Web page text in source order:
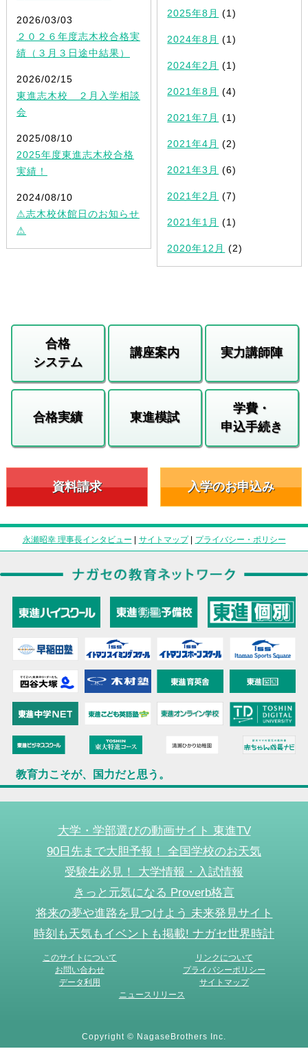
2026/03/03
２０２６年度志木校合格実
績（３月３日途中結果）
2026/02/15
東進志木校 ２月入学相談
会
2025/08/10
2025年度東進志木校合格
実績！
2024/08/10
⚠志木校休館日のお知らせ
⚠
2025年8月 (1)
2024年8月 (1)
2024年2月 (1)
2021年8月 (4)
2021年7月 (1)
2021年4月 (2)
2021年3月 (6)
2021年2月 (7)
2021年1月 (1)
2020年12月 (2)
合格
システム
講座案内 実力講師陣
合格実績 東進模試
学費・
申込手続き
資料請求 入学のお申込み
永瀬昭幸 理事長インタビュー | サイトマップ| プライバシー・ポリシー
教育力こそが、国力だと思う。
大学・学部選びの動画サイト 東進TV
90日先まで大胆予報！ 全国学校のお天気
受験生必見！ 大学情報・入試情報
きっと元気になる Proverb格言
将来の夢や進路を見つけよう 未来発見サイト
時刻も天気もイベントも掲載! ナガセ世界時計
このサイトについて
リンクについて
お問い合わせ
プライバシーポリシー
データ利用
サイトマップ
ニュースリリース
Copyright © NagaseBrothers Inc.